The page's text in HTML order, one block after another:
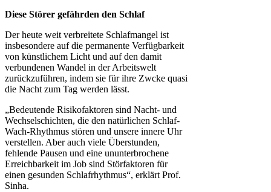
Diese Störer gefährden den Schlaf
Der heute weit verbreitete Schlafmangel ist
insbesondere auf die permanente Verfügbarkeit
von künstlichem Licht und auf den damit
verbundenen Wandel in der Arbeitswelt
zurückzuführen, indem sie für ihre Zwcke quasi
die Nacht zum Tag werden lässt.
„Bedeutende Risikofaktoren sind Nacht- und
Wechselschichten, die den natürlichen Schlaf-
Wach-Rhythmus stören und unsere innere Uhr
verstellen. Aber auch viele Überstunden,
fehlende Pausen und eine ununterbrochene
Erreichbarkeit im Job sind Störfaktoren für
einen gesunden Schlafrhythmus“, erklärt Prof.
Sinha.